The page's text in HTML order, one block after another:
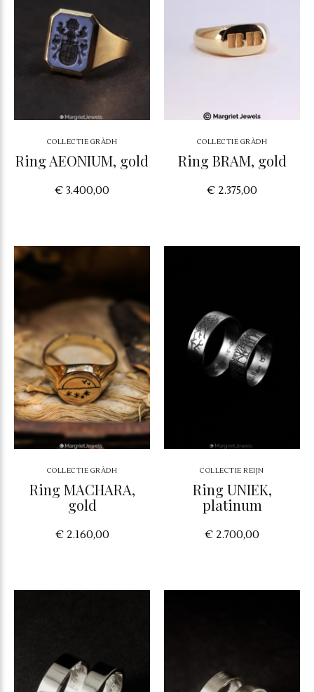
COLLECTIE GRÀDH
Ring AEONIUM, gold
€ 3.400,00
COLLECTIE GRÀDH
Ring BRAM, gold
€ 2.375,00
COLLECTIE GRÀDH
Ring MACHARA,
gold
€ 2.160,00
COLLECTIE REIJN
Ring UNIEK,
platinum
€ 2.700,00